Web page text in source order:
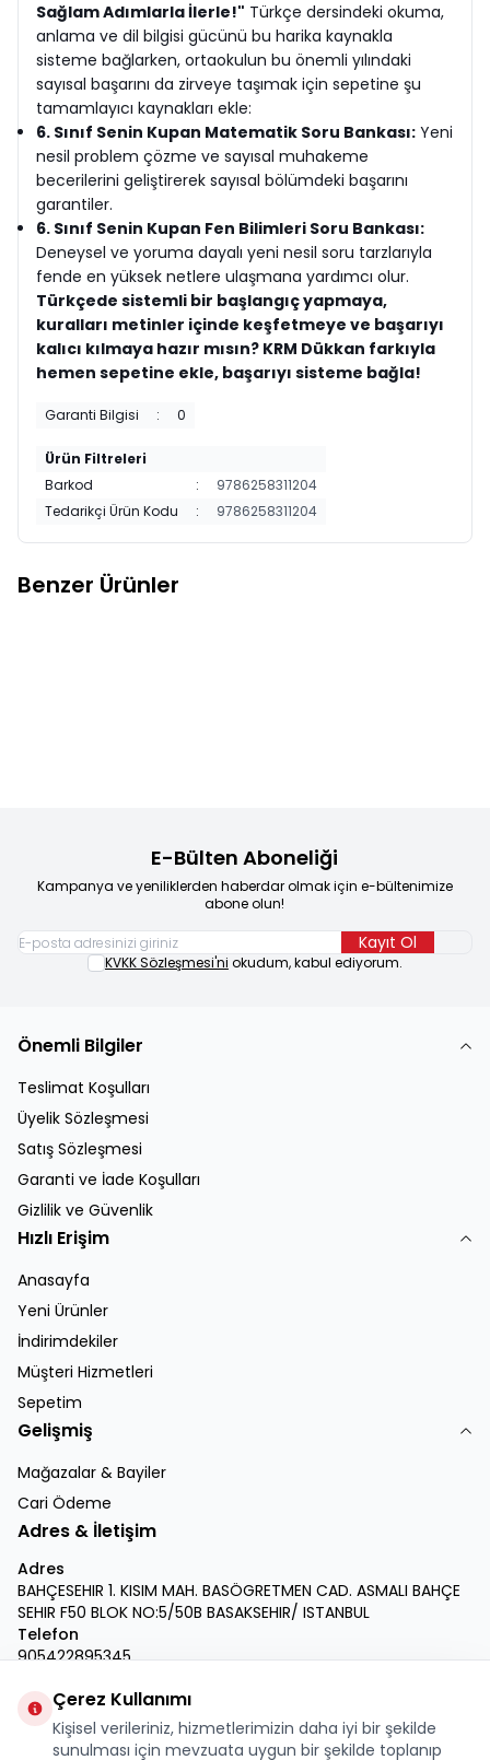
Sağlam Adımlarla İlerle!" Türkçe dersindeki okuma,
anlama ve dil bilgisi gücünü bu harika kaynakla
sisteme bağlarken, ortaokulun bu önemli yılındaki
sayısal başarını da zirveye taşımak için sepetine şu
tamamlayıcı kaynakları ekle:
6. Sınıf Senin Kupan Matematik Soru Bankası: Yeni
nesil problem çözme ve sayısal muhakeme
becerilerini geliştirerek sayısal bölümdeki başarını
garantiler.
6. Sınıf Senin Kupan Fen Bilimleri Soru Bankası:
Deneysel ve yoruma dayalı yeni nesil soru tarzlarıyla
fende en yüksek netlere ulaşmana yardımcı olur.
Türkçede sistemli bir başlangıç yapmaya,
kuralları metinler içinde keşfetmeye ve başarıyı
kalıcı kılmaya hazır mısın? KRM Dükkan farkıyla
hemen sepetine ekle, başarıyı sisteme bağla!
Garanti Bilgisi : 0
Ürün Filtreleri
Barkod
:
9786258311204
Tedarikçi Ürün Kodu
: 9786258311204
Benzer Ürünler
E-Bülten Aboneliği
Kampanya ve yeniliklerden haberdar olmak için e-bültenimize
abone olun!
Kayıt Ol
KVKK Sözleşmesi'ni okudum, kabul ediyorum.
Önemli Bilgiler
Teslimat Koşulları
Üyelik Sözleşmesi
Satış Sözleşmesi
Garanti ve İade Koşulları
Gizlilik ve Güvenlik
Hızlı Erişim
Anasayfa
Yeni Ürünler
İndirimdekiler
Müşteri Hizmetleri
Sepetim
Gelişmiş
Mağazalar & Bayiler
Cari Ödeme
Adres & İletişim
Adres
BAHÇESEHIR 1. KISIM MAH. BASÖGRETMEN CAD. ASMALI BAHÇE
SEHIR F50 BLOK NO:5/50B BASAKSEHIR/ ISTANBUL
Telefon
905422895345
info@krmdukkan.com
Facebook
X İnstagram
YoutubeLinkedin
Çerez Kullanımı
Kişisel verileriniz, hizmetlerimizin daha iyi bir şekilde
sunulması için mevzuata uygun bir şekilde toplanıp